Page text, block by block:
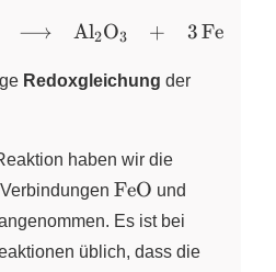
⟶ AlX
2OX
3 + 3Fe
Redoxgleichung der
haben wir die
\ce{FeO}
FeO und
Es ist bei
üblich, dass die